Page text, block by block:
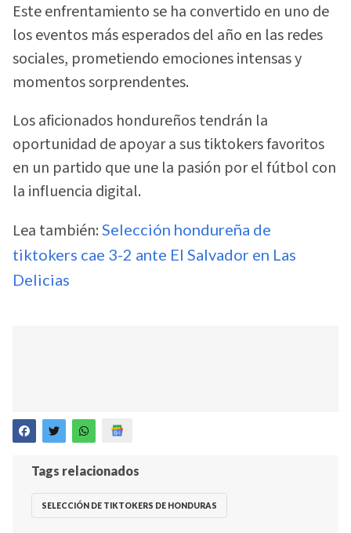
Este enfrentamiento se ha convertido en uno de
los eventos más esperados del año en las redes
sociales, prometiendo emociones intensas y
momentos sorprendentes.
Los aficionados hondureños tendrán la
oportunidad de apoyar a sus tiktokers favoritos
en un partido que une la pasión por el fútbol con
la influencia digital.
Lea también: Selección hondureña de
tiktokers cae 3-2 ante El Salvador en Las
Delicias
Tags relacionados
SELECCIÓN DE TIKTOKERS DE HONDURAS